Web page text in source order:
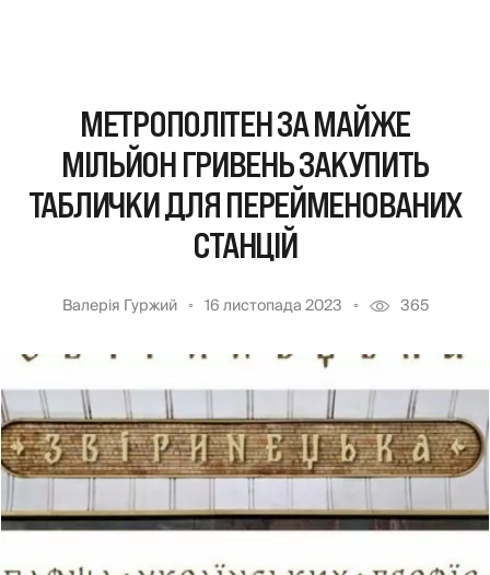
МЕТРОПОЛІТЕН ЗА МАЙЖЕ
МІЛЬЙОН ГРИВЕНЬ ЗАКУПИТЬ
ТАБЛИЧКИ ДЛЯ ПЕРЕЙМЕНОВАНИХ
СТАНЦІЙ
Валерія Гуржий 16 листопада 2023 365